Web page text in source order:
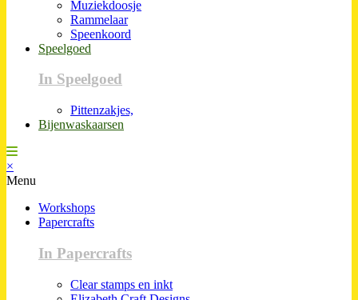
Muziekdoosje
Rammelaar
Speenkoord
Speelgoed
In Speelgoed
Pittenzakjes,
Bijenwaskaarsen
×
Menu
Workshops
Papercrafts
In Papercrafts
Clear stamps en inkt